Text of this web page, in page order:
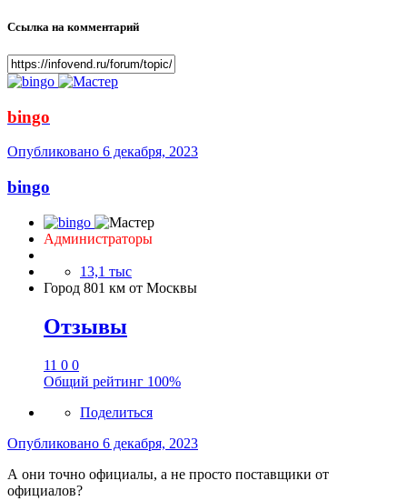
Ссылка на комментарий
bingo
Опубликовано 6 декабря, 2023
bingo
Администраторы
13,1 тыс
Город 801 км от Москвы
Отзывы
11 0 0
Общий рейтинг 100%
Поделиться
Опубликовано 6 декабря, 2023
А они точно официалы, а не просто поставщики от
официалов?